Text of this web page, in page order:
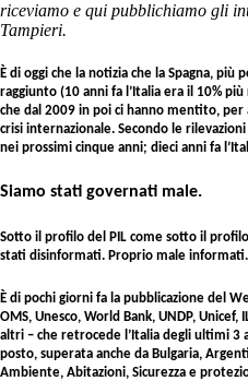
riceviamo e qui pubblichiamo gli
Tampieri.
È di oggi che la notizia che la Spagna, più
raggiunto (10 anni fa l’Italia era il 10%
che dal 2009 in poi ci hanno mentito,
crisi internazionale. Secondo le
nei prossimi cinque anni; dieci anni fa
Siamo stati governati male.
Sotto il profilo del PIL come sotto il
stati disinformati. Proprio male informati.
È di pochi giorni fa la pubblicazione del
OMS, Unesco, World Bank, UNDP,
altri – che retrocede l’Italia degli ultimi 3
posto, superata anche da Bulgaria,
Ambiente, Abitazioni, Sicurezza e